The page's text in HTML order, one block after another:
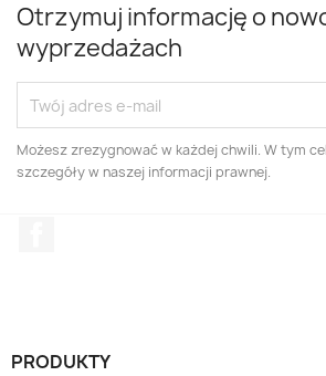
Otrzymuj informację o
wyprzedażach
Możesz zrezygnować w każdej chwili. W tym
szczegóły w naszej informacji prawnej.
PRODUKTY